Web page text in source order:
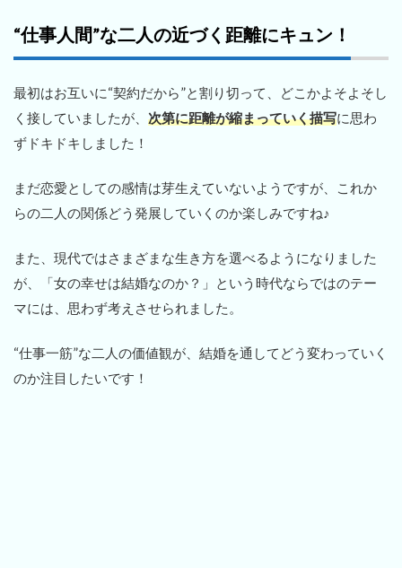
“仕事人間”な二人の近づく距離にキュン！
最初はお互いに“契約だから”と割り切って、どこかよそよそし
く接していましたが、 次第に距離が縮まっていく描写に思わ
ずドキドキしました！
まだ恋愛としての感情は芽生えていないようですが、これか
らの二人の関係どう発展していくのか楽しみですね♪
また、現代ではさまざまな生き方を選べるようになりました
が、「女の幸せは結婚なのか？」という時代ならではのテー
マには、思わず考えさせられました。
“仕事一筋”な二人の価値観が、結婚を通してどう変わっていく
のか注目したいです！